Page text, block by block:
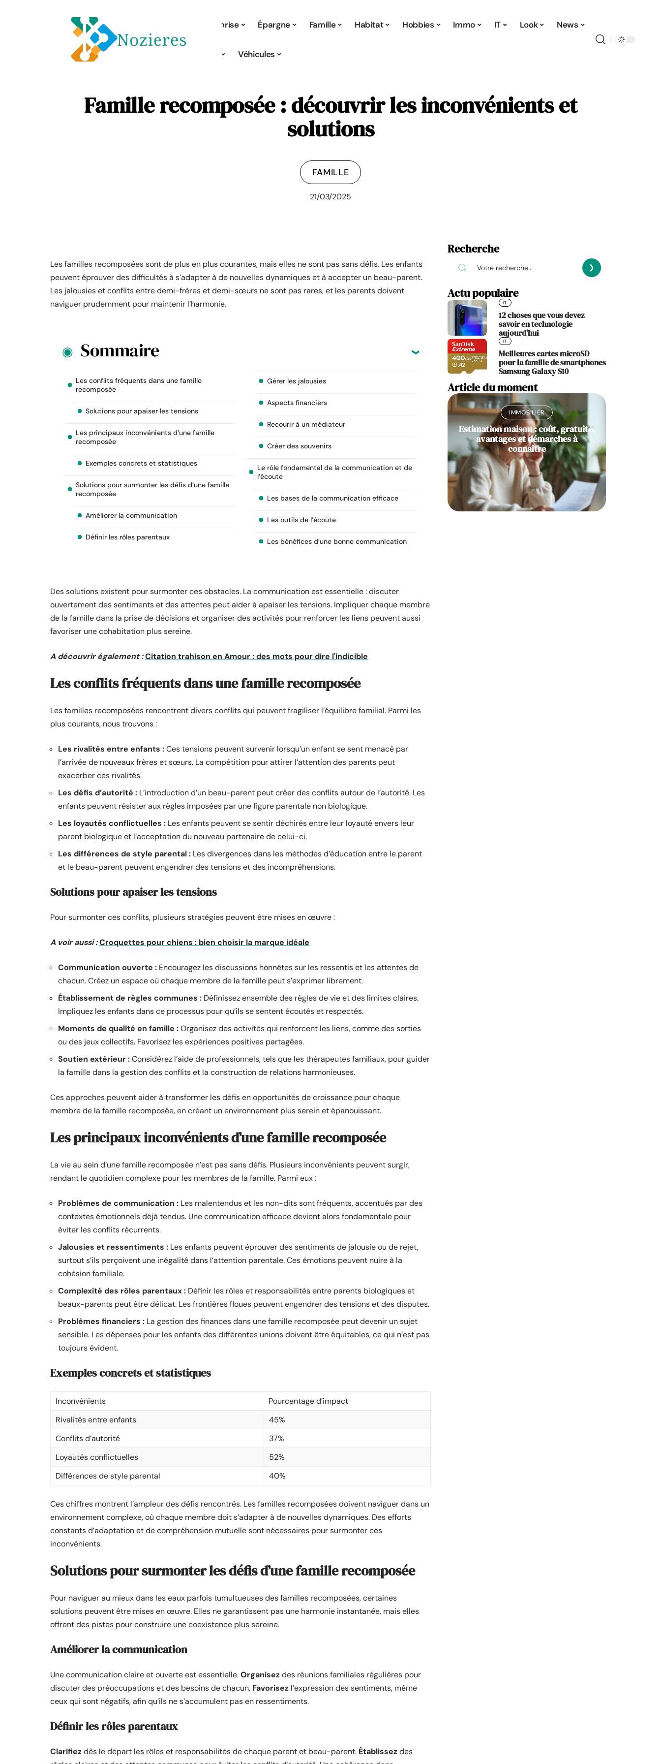
Entreprise Épargne Famille Habitat Hobbies Immo IT Look News
Véhicules
Famille recomposée : découvrir les inconvénients et
solutions
FAMILLE
21/03/2025
Les familles recomposées sont de plus en plus courantes, mais elles ne sont pas sans défis. Les enfants
peuvent éprouver des difficultés à s’adapter à de nouvelles dynamiques et à accepter un beau-parent.
Les jalousies et conflits entre demi-frères et demi-sœurs ne sont pas rares, et les parents doivent
naviguer prudemment pour maintenir l’harmonie.
Sommaire
Les conflits fréquents dans une famille
recomposée
Solutions pour apaiser les tensions
Les principaux inconvénients d’une famille
recomposée
Exemples concrets et statistiques
Solutions pour surmonter les défis d’une famille
recomposée
Améliorer la communication
Définir les rôles parentaux
Gérer les jalousies
Aspects financiers
Recourir à un médiateur
Créer des souvenirs
Le rôle fondamental de la communication et de
l’écoute
Les bases de la communication efficace
Les outils de l’écoute
Les bénéfices d’une bonne communication
Des solutions existent pour surmonter ces obstacles. La communication est essentielle : discuter
ouvertement des sentiments et des attentes peut aider à apaiser les tensions. Impliquer chaque membre
de la famille dans la prise de décisions et organiser des activités pour renforcer les liens peuvent aussi
favoriser une cohabitation plus sereine.
A découvrir également :Citation trahison en Amour : des mots pour dire l'indicible
Les conflits fréquents dans une famille recomposée
Les familles recomposées rencontrent divers conflits qui peuvent fragiliser l’équilibre familial. Parmi les
plus courants, nous trouvons :
Les rivalités entre enfants :Ces tensions peuvent survenir lorsqu’un enfant se sent menacé par
l’arrivée de nouveaux frères et sœurs. La compétition pour attirer l’attention des parents peut
exacerber ces rivalités.
Les défis d’autorité : L’introduction d’un beau-parent peut créer des conflits autour de l’autorité. Les
enfants peuvent résister aux règles imposées par une figure parentale non biologique.
Les loyautés conflictuelles : Les enfants peuvent se sentir déchirés entre leur loyauté envers leur
parent biologique et l’acceptation du nouveau partenaire de celui-ci.
Les différences de style parental : Les divergences dans les méthodes d’éducation entre le parent
et le beau-parent peuvent engendrer des tensions et des incompréhensions.
Solutions pour apaiser les tensions
Pour surmonter ces conflits, plusieurs stratégies peuvent être mises en œuvre :
A voir aussi :Croquettes pour chiens : bien choisir la marque idéale
Communication ouverte : Encouragez les discussions honnêtes sur les ressentis et les attentes de
chacun. Créez un espace où chaque membre de la famille peut s’exprimer librement.
Établissement de règles communes : Définissez ensemble des règles de vie et des limites claires.
Impliquez les enfants dans ce processus pour qu’ils se sentent écoutés et respectés.
Moments de qualité en famille :Organisez des activités qui renforcent les liens, comme des sorties
ou des jeux collectifs. Favorisez les expériences positives partagées.
Soutien extérieur :Considérez l’aide de professionnels, tels que les thérapeutes familiaux, pour guider
la famille dans la gestion des conflits et la construction de relations harmonieuses.
Ces approches peuvent aider à transformer les défis en opportunités de croissance pour chaque
membre de la famille recomposée, en créant un environnement plus serein et épanouissant.
Les principaux inconvénients d’une famille recomposée
La vie au sein d’une famille recomposée n’est pas sans défis. Plusieurs inconvénients peuvent surgir,
rendant le quotidien complexe pour les membres de la famille. Parmi eux :
Problèmes de communication : Les malentendus et les non-dits sont fréquents, accentués par des
contextes émotionnels déjà tendus. Une communication efficace devient alors fondamentale pour
éviter les conflits récurrents.
Jalousies et ressentiments : Les enfants peuvent éprouver des sentiments de jalousie ou de rejet,
surtout s’ils perçoivent une inégalité dans l’attention parentale. Ces émotions peuvent nuire à la
cohésion familiale.
Complexité des rôles parentaux : Définir les rôles et responsabilités entre parents biologiques et
beaux-parents peut être délicat. Les frontières floues peuvent engendrer des tensions et des disputes.
Problèmes financiers : La gestion des finances dans une famille recomposée peut devenir un sujet
sensible. Les dépenses pour les enfants des différentes unions doivent être équitables, ce qui n’est pas
toujours évident.
Exemples concrets et statistiques
Inconvénients
Pourcentage d’impact
Rivalités entre enfants
45%
Conflits d’autorité
37%
Loyautés conflictuelles
52%
Différences de style parental
40%
Ces chiffres montrent l’ampleur des défis rencontrés. Les familles recomposées doivent naviguer dans un
environnement complexe, où chaque membre doit s’adapter à de nouvelles dynamiques. Des efforts
constants d’adaptation et de compréhension mutuelle sont nécessaires pour surmonter ces
inconvénients.
Solutions pour surmonter les défis d’une famille recomposée
Pour naviguer au mieux dans les eaux parfois tumultueuses des familles recomposées, certaines
solutions peuvent être mises en œuvre. Elles ne garantissent pas une harmonie instantanée, mais elles
offrent des pistes pour construire une coexistence plus sereine.
Améliorer la communication
Une communication claire et ouverte est essentielle.Organisezdes réunions familiales régulières pour
discuter des préoccupations et des besoins de chacun. Favorisez l’expression des sentiments, même
ceux qui sont négatifs, afin qu’ils ne s’accumulent pas en ressentiments.
Définir les rôles parentaux
Clarifiezdès le départ les rôles et responsabilités de chaque parent et beau-parent. Établissezdes
Recherche
Actu populaire
IT
12 choses que vous devez
savoir en technologie
aujourd’hui
IT
Meilleures cartes microSD
pour la famille de smartphones
Samsung Galaxy S10
Article du moment
IMMOBILIER
Estimation maison : coût, gratuité,
avantages et démarches à
connaître